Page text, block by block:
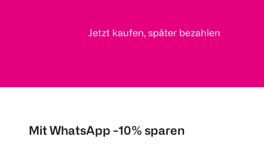
Jetzt kaufen, später bezahlen
Mit WhatsApp -10% sparen